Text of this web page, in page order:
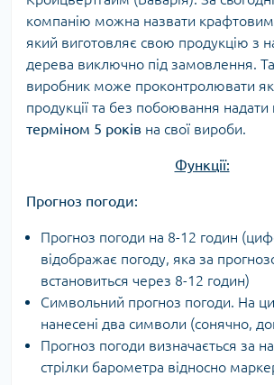
компанію можна назвати
який виготовляє свою продукцію з
дерева виключно під замовлення.
виробник може проконтролювати
продукції та без побоювання надати
терміном 5 років на свої вироби.
Функції:
Прогноз погоди:
Прогноз погоди на 8-12 годин
відображає погоду, яка за
встановиться через 8-12 годин)
Символьний прогноз погоди. На
нанесені два символи (сонячно,
Прогноз погоди визначається за
стрілки барометра відносно